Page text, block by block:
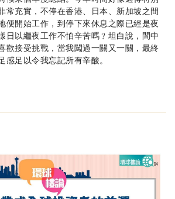
常充實，不停在香港、日本、新加坡之間
便開始工作，到停下來休息之際已經是夜
日以繼夜工作不怕辛苦嗎﹖坦白說，間中
歡接受挑戰，當我闖過一關又一關，最終
感足以令我忘記所有辛酸。